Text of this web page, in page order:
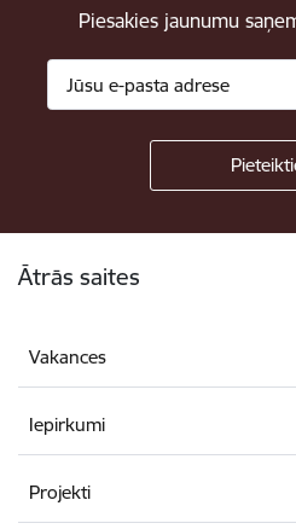
Piesakies jaunumu
Ātrās saites
Vakances
Iepirkumi
Projekti